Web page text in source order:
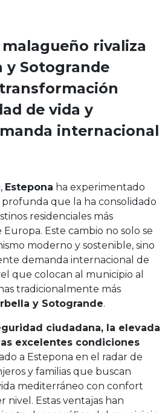
rivaliza
y Sotogrande
de vida y
internacional
Estepona ha experimentado
que la ha consolidado
residenciales más
Este cambio no solo se
moderno y sostenible, sino
demanda internacional de
que colocan al municipio al
tradicionalmente más
y Sotogrande.
ciudadana, la elevada
excelentes condiciones
a Estepona en el radar de
y familias que buscan
mediterráneo con confort
nivel. Estas ventajas han